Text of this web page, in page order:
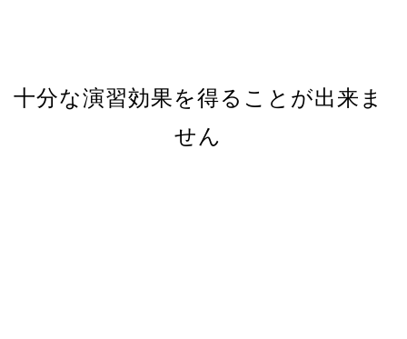
十分な演習効果を得ることが出来ま
せん